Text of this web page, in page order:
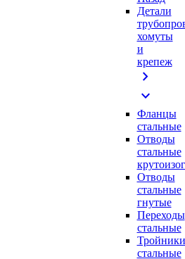
Детали
хомуты
и
крепеж
chevron_right
expand_more
Фланцы
стальные
Отводы
стальные
Отводы
стальные
гнутые
Переходы
стальные
Тройники
стальные